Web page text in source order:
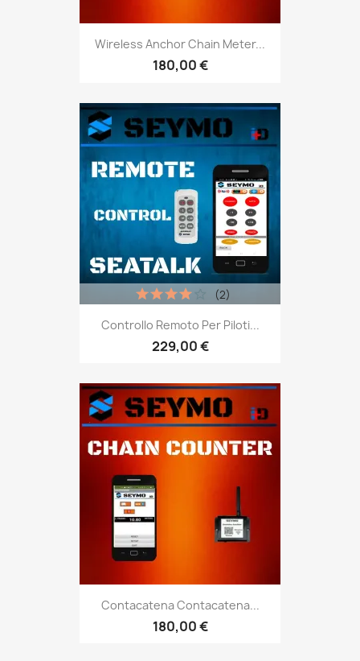
Wireless Anchor Chain Meter...
180,00 €
Controllo Remoto Per Piloti...
229,00 €
(2)
Contacatena Contacatena...
180,00 €